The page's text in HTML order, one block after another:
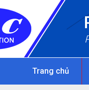
Trang chủ